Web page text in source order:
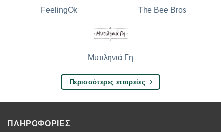
FeelingOk The Bee Bros
Μυτιληνιά Γη
Περισσότερες εταιρείες
ΠΛΗΡΟΦΟΡΙΕΣ